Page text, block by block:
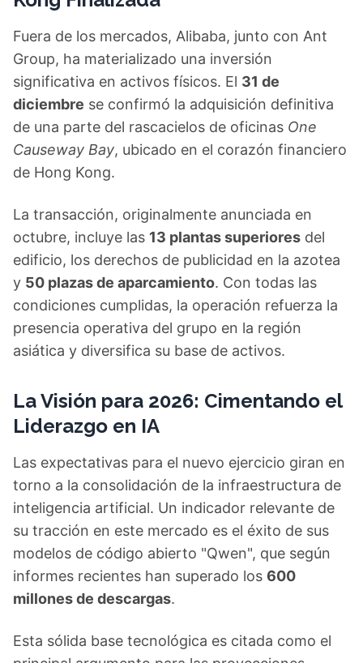
Fuera de los mercados, Alibaba, junto con Ant
Group, ha materializado una inversión
significativa en activos físicos. El 31 de
diciembre se confirmó la adquisición definitiva
de una parte del rascacielos de oficinas One
Causeway Bay, ubicado en el corazón financiero
de Hong Kong.
La transacción, originalmente anunciada en
octubre, incluye las 13 plantas superiores del
edificio, los derechos de publicidad en la azotea
y 50 plazas de aparcamiento. Con todas las
condiciones cumplidas, la operación refuerza la
presencia operativa del grupo en la región
asiática y diversifica su base de activos.
La Visión para 2026: Cimentando el
Liderazgo en IA
Las expectativas para el nuevo ejercicio giran en
torno a la consolidación de la infraestructura de
inteligencia artificial. Un indicador relevante de
su tracción en este mercado es el éxito de sus
modelos de código abierto "Qwen", que según
informes recientes han superado los 600
millones de descargas.
Esta sólida base tecnológica es citada como el